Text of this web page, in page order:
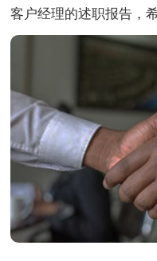
客户经理的述职报告，